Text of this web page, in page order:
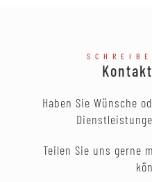
Haben Sie Wünsche
Teilen Sie uns gerne